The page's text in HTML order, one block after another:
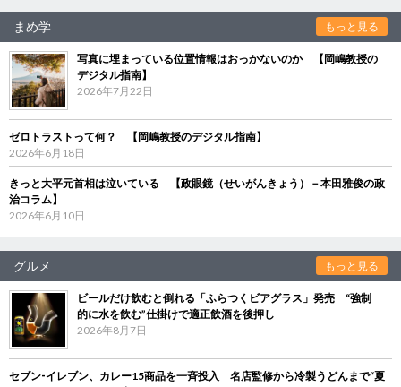
まめ学 もっと見る
写真に埋まっている位置情報はおっかないのか 【岡嶋教授の
デジタル指南】
2026年7月22日
ゼロトラストって何？ 【岡嶋教授のデジタル指南】
2026年6月18日
きっと大平元首相は泣いている 【政眼鏡（せいがんきょう）－本田雅俊の政
治コラム】
2026年6月10日
グルメ もっと見る
ビールだけ飲むと倒れる「ふらつくビアグラス」発売 “強制
的に水を飲む”仕掛けで適正飲酒を後押し
2026年8月7日
セブン‐イレブン、カレー15商品を一斉投入 名店監修から冷製うどんまで“夏